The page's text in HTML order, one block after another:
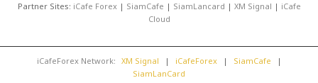
Partner Sites: iCafe Forex| SiamCafe | SiamLancard | XM Signal | iCafe
Cloud
iCafeForex Network: XM Signal | iCafeForex | SiamCafe
|
SiamLanCard